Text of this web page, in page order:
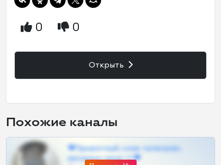
0 0
Открыть
Похожие каналы
❤Приватный слив телеграм,
шкодных шкур тг❤